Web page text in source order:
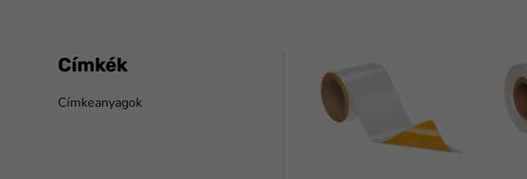
Címkék
Címkeanyagok